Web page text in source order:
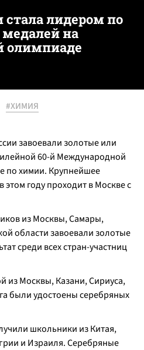
стала лидером по
на
олимпиаде
#ХИМИЯ
завоевали золотые или
60-й Международной
по химии. Крупнейшее
этом году проходит в Москве с
из Москвы, Самары,
области завоевали золотые
среди всех стран-участниц
из Москвы, Казани, Сириуса,
были удостоены серебряных
школьники из Китая,
и Израиля. Серебряные